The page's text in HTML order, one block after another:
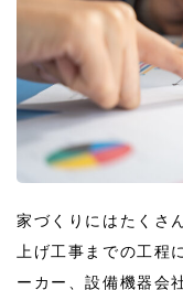
家づくりにはたくさ
上げ工事までの工程
ーカー、設備機器会